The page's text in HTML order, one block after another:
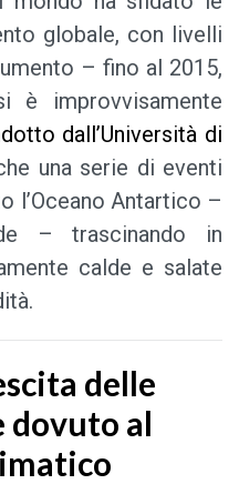
globale, con livelli
– fino al 2015,
è improvvisamente
dall’Università di
una serie di eventi
l’Oceano Antartico –
– trascinando in
calde e salate
delle
dovuto al